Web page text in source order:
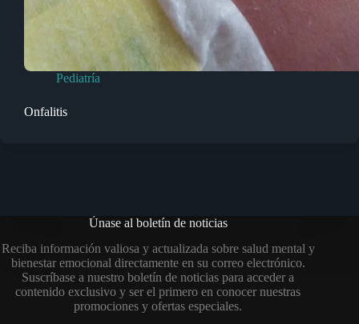
Pediatría
Onfalitis
Únase al boletín de noticias
Reciba información valiosa y actualizada sobre salud mental y
bienestar emocional directamente en su correo electrónico.
Suscríbase a nuestro boletín de noticias para acceder a
contenido exclusivo y ser el primero en conocer nuestras
promociones y ofertas especiales.